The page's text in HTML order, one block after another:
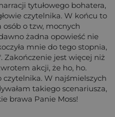
tytułowego bohatera,
czytelnika. W końcu to
o tzw, mocnych
żadna opowieść nie
mnie do tego stopnia,
Zakończenie jest więcej niż
akcji, że ho, ho.
czytelnika. W najśmielszych
takiego scenariusza,
brawa Panie Moss!